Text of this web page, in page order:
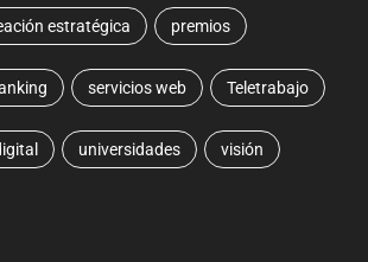
estratégica premios
servicios web Teletrabajo
universidades visión